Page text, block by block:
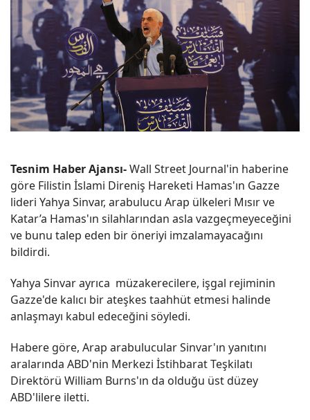
Tesnim Haber Ajansı-Wall Street Journal'in haberine
göre Filistin İslami Direniş Hareketi Hamas'ın Gazze
lideri Yahya Sinvar, arabulucu Arap ülkeleri Mısır ve
Katar’a Hamas'ın silahlarından asla vazgeçmeyeceğini
ve bunu talep eden bir öneriyi imzalamayacağını
bildirdi.
Yahya Sinvar ayrıca müzakerecilere, işgal rejiminin
Gazze'de kalıcı bir ateşkes taahhüt etmesi halinde
anlaşmayı kabul edeceğini söyledi.
Habere göre, Arap arabulucular Sinvar'ın yanıtını
aralarında ABD'nin Merkezi İstihbarat Teşkilatı
Direktörü William Burns'ın da olduğu üst düzey
ABD'lilere iletti.